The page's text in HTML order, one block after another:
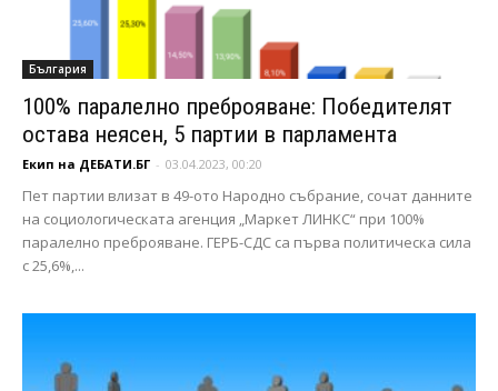
България
100% паралелно преброяване: Победителят
остава неясен, 5 партии в парламента
Екип на ДЕБАТИ.БГ - 03.04.2023, 00:20
Пет партии влизат в 49-ото Народно събрание, сочат данните
на социологическата агенция „Маркет ЛИНКС“ при 100%
паралелно преброяване. ГЕРБ-СДС са първа политическа сила
с 25,6%,...